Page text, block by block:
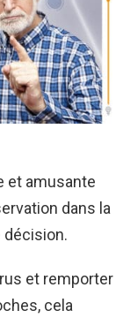
et amusante
dans la
décision.
et remporter
cela